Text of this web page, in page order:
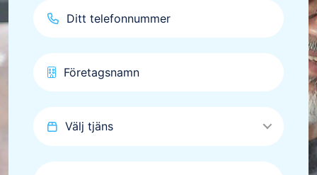
Välj tjäns